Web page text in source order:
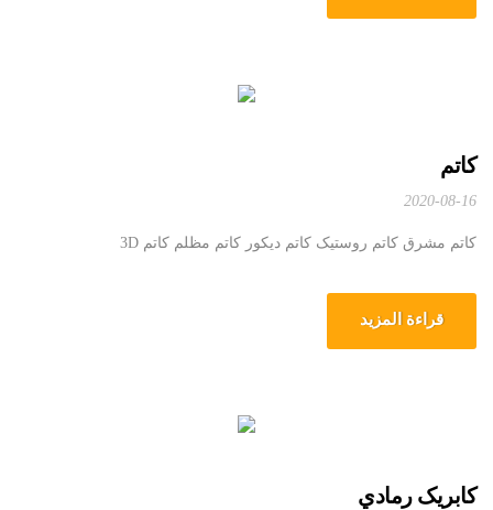
کاتم
2020-08-16
کاتم مشرق کاتم روستیک کاتم دیکور کاتم مظلم کاتم 3D
قراءة المزيد
کابریک رمادي